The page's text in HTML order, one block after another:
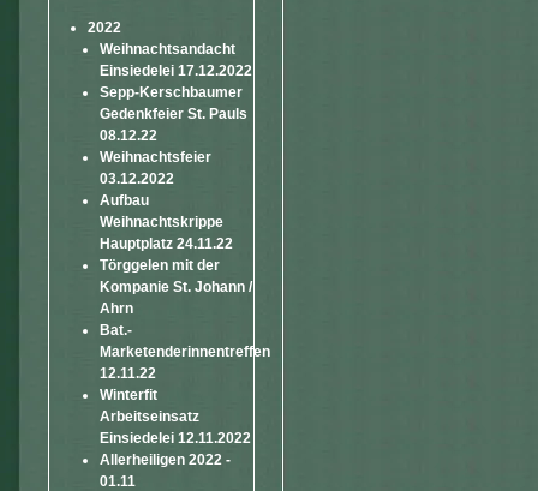
2022
Weihnachtsandacht
Einsiedelei 17.12.2022
Sepp-Kerschbaumer
Gedenkfeier St. Pauls
08.12.22
Weihnachtsfeier
03.12.2022
Aufbau
Weihnachtskrippe
Hauptplatz 24.11.22
Törggelen mit der
Kompanie St. Johann /
Ahrn
Bat.-
Marketenderinnentreffen
12.11.22
Winterfit
Arbeitseinsatz
Einsiedelei 12.11.2022
Allerheiligen 2022 -
01.11